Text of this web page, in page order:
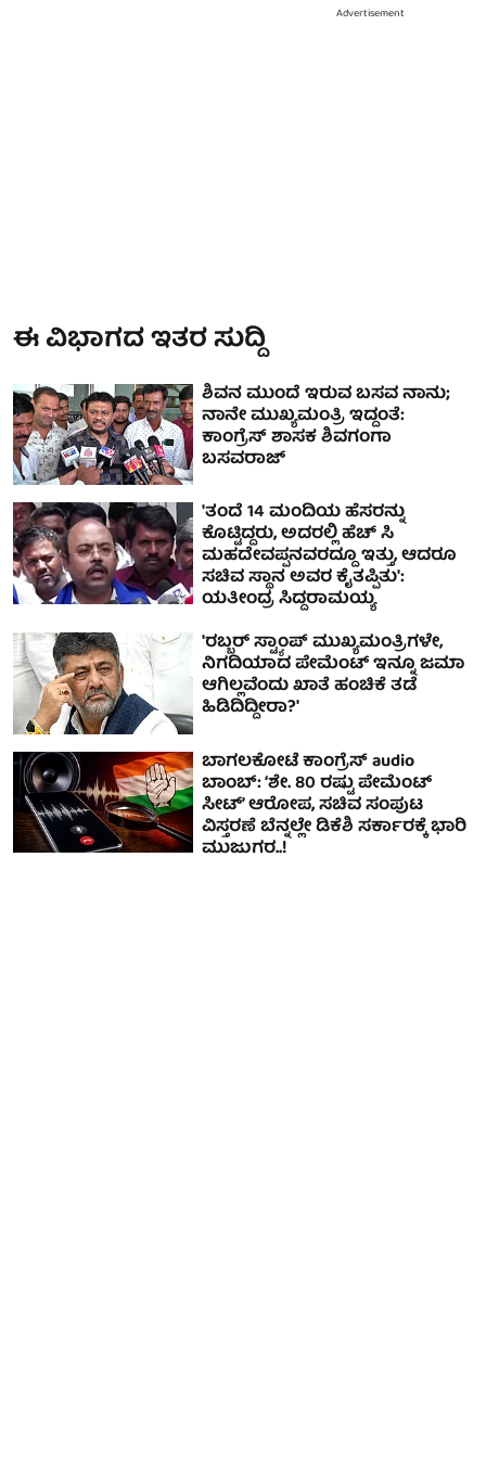
Advertisement
ಈ ವಿಭಾಗದ ಇತರ ಸುದ್ದಿ
ಶಿವನ ಮುಂದೆ ಇರುವ ಬಸವ ನಾನು;
ನಾನೇ ಮುಖ್ಯಮಂತ್ರಿ ಇದ್ದಂತೆ:
ಕಾಂಗ್ರೆಸ್ ಶಾಸಕ ಶಿವಗಂಗಾ
ಬಸವರಾಜ್
'ತಂದೆ 14 ಮಂದಿಯ ಹೆಸರನ್ನು
ಕೊಟ್ಟಿದ್ದರು, ಅದರಲ್ಲಿ ಹೆಚ್ ಸಿ
ಮಹದೇವಪ್ಪನವರದ್ದೂ ಇತ್ತು, ಆದರೂ
ಸಚಿವ ಸ್ಥಾನ ಅವರ ಕೈತಪ್ಪಿತು':
ಯತೀಂದ್ರ ಸಿದ್ದರಾಮಯ್ಯ
'ರಬ್ಬರ್ ಸ್ಟ್ಯಾಂಪ್ ಮುಖ್ಯಮಂತ್ರಿಗಳೇ,
ನಿಗದಿಯಾದ ಪೇಮೆಂಟ್ ಇನ್ನೂ ಜಮಾ
ಆಗಿಲ್ಲವೆಂದು ಖಾತೆ ಹಂಚಿಕೆ ತಡೆ
ಹಿಡಿದಿದ್ದೀರಾ?'
ಬಾಗಲಕೋಟೆ ಕಾಂಗ್ರೆಸ್ audio
ಬಾಂಬ್: ‘ಶೇ. 80 ರಷ್ಟು ಪೇಮೆಂಟ್
ಸೀಟ್’ ಆರೋಪ, ಸಚಿವ ಸಂಪುಟ
ವಿಸ್ತರಣೆ ಬೆನ್ನಲ್ಲೇ ಡಿಕೆಶಿ ಸರ್ಕಾರಕ್ಕೆ ಭಾರಿ
ಮುಜುಗರ..!